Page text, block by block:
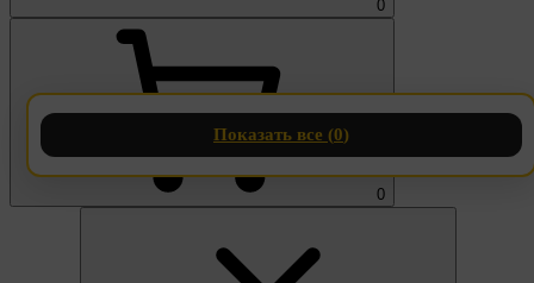
Показать все (0)
0
0